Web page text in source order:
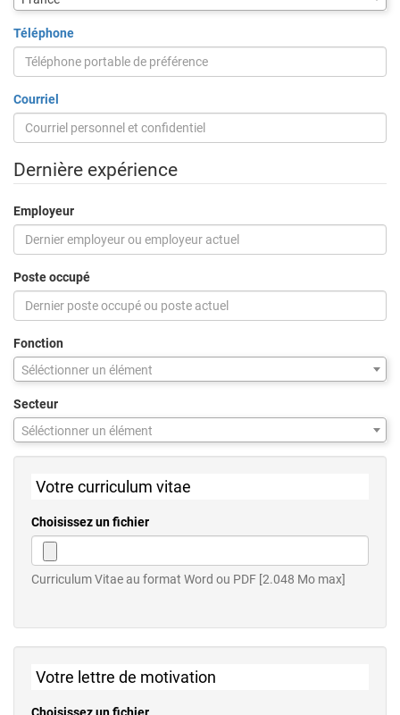
la
via
code
postal
Téléphone
Courriel
Dernière expérience
Employeur
Poste occupé
Fonction
Séléctionner un élément
Secteur
Séléctionner un élément
Votre curriculum vitae
Choisissez un fichier
Curriculum Vitae au format Word ou PDF [2.048 Mo max]
Votre lettre de motivation